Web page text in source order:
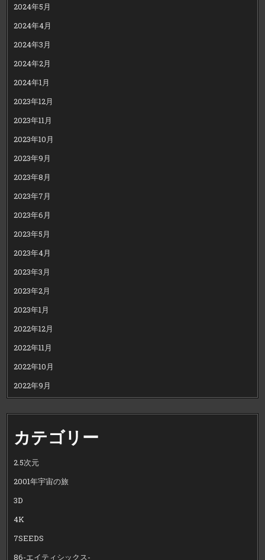
2024年5月
2024年4月
2024年3月
2024年2月
2024年1月
2023年12月
2023年11月
2023年10月
2023年9月
2023年8月
2023年7月
2023年6月
2023年5月
2023年4月
2023年3月
2023年2月
2023年1月
2022年12月
2022年11月
2022年10月
2022年9月
カテゴリー
2.5次元
2001年宇宙の旅
3D
4K
7SEEDS
86-エイティシックス-